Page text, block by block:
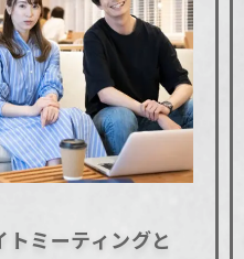
ミーティングと